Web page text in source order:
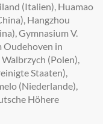
(Italien), Huamao
Hangzhou
Gymnasium V.
Oudehoven in
(Polen),
Staaten),
(Niederlande),
Höhere